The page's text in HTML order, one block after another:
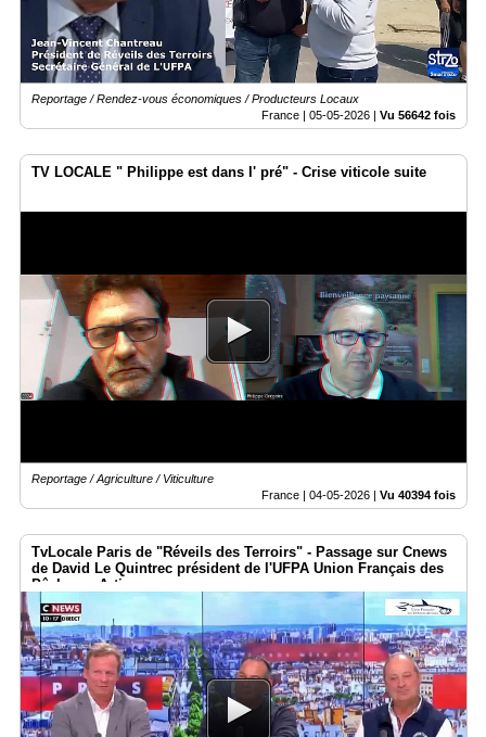
Reportage / Rendez-vous économiques / Producteurs Locaux
France | 05-05-2026 Vu 56642 fois
TV LOCALE " Philippe est dans l' pré" - Crise viticole suite
Reportage / Agriculture / Viticulture
France | 04-05-2026 | Vu 40394 fois
TvLocale Paris de "Réveils des Terroirs" - Passage sur Cnews
de David Le Quintrec président de l'UFPA Union Français des
Pêcheurs Artisans